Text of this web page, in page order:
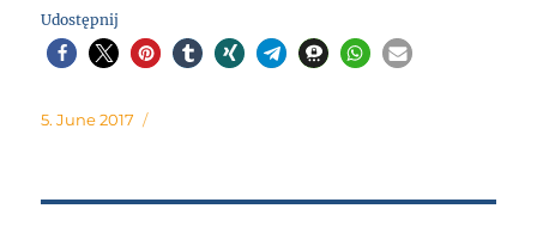
Udostępnij
Posted
5. June 2017